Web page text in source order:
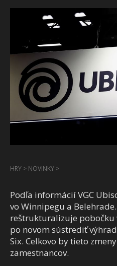
HRY > NOVINKY >
Podľa informácií VGC
vo Winnipegu a
reštrukturalizuje pobočku
po novom sústrediť
Six. Celkovo by tieto
zamestnancov.